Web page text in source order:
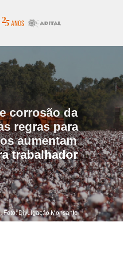
corrosão da
regras para
aumentam
trabalhador
Foto: Divulgação Monsanto